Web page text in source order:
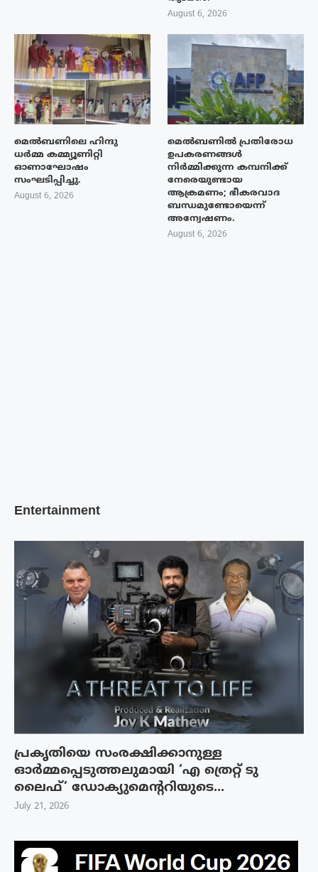
August 6, 2026
മെൽബണിലെ ഹിന്ദു
ധർമ്മ കമ്മ്യൂണിറ്റി
ഓണാഘോഷം
സംഘടിപ്പിച്ചു.
August 6, 2026
മെൽബണിൽ പ്രതിരോധ
ഉപകരണങ്ങൾ
നിർമ്മിക്കുന്ന കമ്പനിക്ക്
നേരെയുണ്ടായ
ആക്രമണം; ഭീകരവാദ
ബന്ധമുണ്ടോയെന്ന്
അന്വേഷണം.
August 6, 2026
Entertainment
പ്രകൃതിയെ സംരക്ഷിക്കാനുള്ള
ഓർമ്മപ്പെടുത്തലുമായി ‘എ ത്രെറ്റ് ടു
ലൈഫ്’ ഡോക്യുമെന്ററിയുടെ...
July 21, 2026